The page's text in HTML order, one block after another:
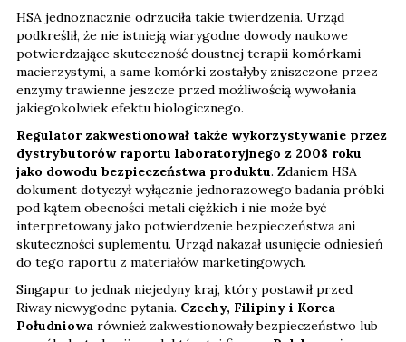
HSA jednoznacznie odrzuciła takie twierdzenia. Urząd
podkreślił, że nie istnieją wiarygodne dowody naukowe
potwierdzające skuteczność doustnej terapii komórkami
macierzystymi, a same komórki zostałyby zniszczone przez
enzymy trawienne jeszcze przed możliwością wywołania
jakiegokolwiek efektu biologicznego.
Regulator zakwestionował także wykorzystywanie przez
dystrybutorów raportu laboratoryjnego z 2008 roku
jako dowodu bezpieczeństwa produktu. Zdaniem HSA
dokument dotyczył wyłącznie jednorazowego badania próbki
pod kątem obecności metali ciężkich i nie może być
interpretowany jako potwierdzenie bezpieczeństwa ani
skuteczności suplementu. Urząd nakazał usunięcie odniesień
do tego raportu z materiałów marketingowych.
Singapur to jednak niejedyny kraj, który postawił przed
Riway niewygodne pytania. Czechy, Filipiny i Korea
Południowa również zakwestionowały bezpieczeństwo lub